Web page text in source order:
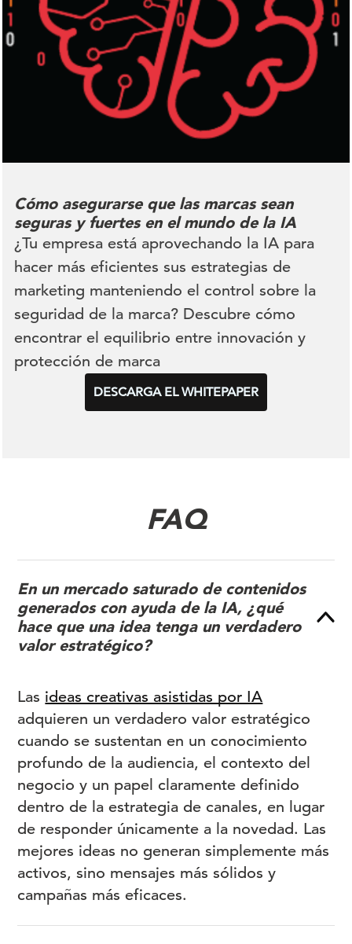
Cómo asegurarse que las marcas sean
seguras y fuertes en el mundo de la IA
¿Tu empresa está aprovechando la IA para
hacer más eficientes sus estrategias de
marketing manteniendo el control sobre la
seguridad de la marca? Descubre cómo
encontrar el equilibrio entre innovación y
protección de marca
DESCARGA EL WHITEPAPER
FAQ
En un mercado saturado de contenidos
generados con ayuda de la IA, ¿qué
hace que una idea tenga un verdadero
valor estratégico?
Las ideas creativas asistidas por IA
adquieren un verdadero valor estratégico
cuando se sustentan en un conocimiento
profundo de la audiencia, el contexto del
negocio y un papel claramente definido
dentro de la estrategia de canales, en lugar
de responder únicamente a la novedad. Las
mejores ideas no generan simplemente más
activos, sino mensajes más sólidos y
campañas más eficaces.